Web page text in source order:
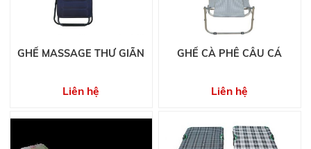
GHẾ MASSAGE THƯ GIÃN
Liên hệ
GHẾ CÀ PHÊ CÂU CÁ
Liên hệ